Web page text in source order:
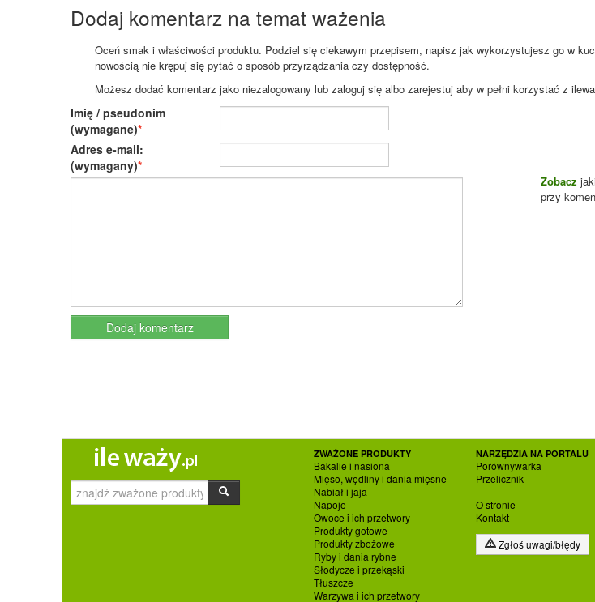
Dodaj komentarz na temat ważenia
Oceń smak i właściwości produktu. Podziel się ciekawym przepisem, napisz jak wykorzystujesz go w
nowością nie krępuj się pytać o sposób przyrządzania czy dostępność.
Możesz dodać komentarz jako niezalogowany lub zaloguj się albo zarejestuj aby w pełni korzystać z
Imię / pseudonim
(wymagane)
Adres e-mail:
(wymagany)
Zobacz
przy
ZWAŻONE PRODUKTY
Bakalie i nasiona
Mięso, wędliny i dania mięsne
Nabiał i jaja
Napoje
Owoce i ich przetwory
Produkty gotowe
Produkty zbożowe
Ryby i dania rybne
Słodycze i przekąski
Tłuszcze
Warzywa i ich przetwory
NARZĘDZIA NA PORTALU
Porównywarka
Przelicznik
O stronie
Kontakt
Zgłoś uwagi/błędy